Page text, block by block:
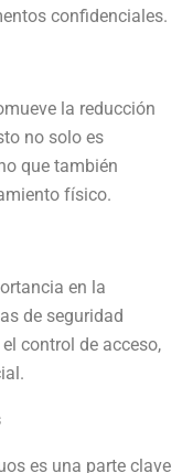
confidenciales.
la reducción
no solo es
que también
físico.
en la
de seguridad
control de acceso,
es una parte clave